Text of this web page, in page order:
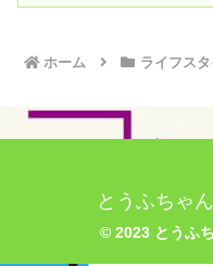
ホーム ライフス
とうふちゃ
© 2023 とうふ